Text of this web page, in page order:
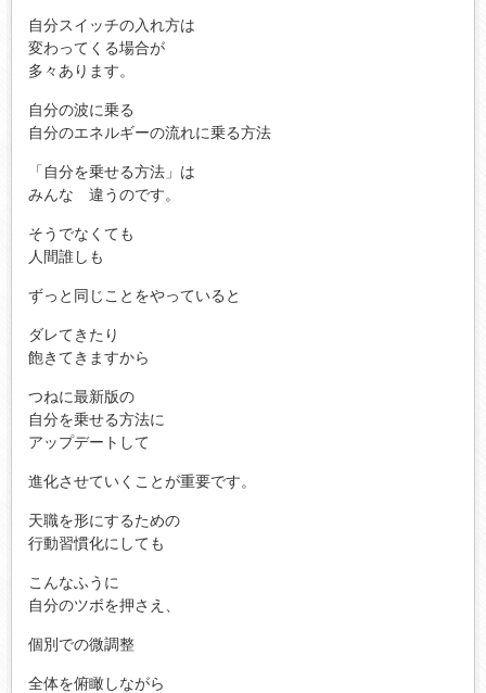
自分スイッチの入れ方は
変わってくる場合が
多々あります。
自分の波に乗る
自分のエネルギーの流れに乗る方法
「自分を乗せる方法」は
みんな 違うのです。
そうでなくても
人間誰しも
ずっと同じことをやっていると
ダレてきたり
飽きてきますから
つねに最新版の
自分を乗せる方法に
アップデートして
進化させていくことが重要です。
天職を形にするための
行動習慣化にしても
こんなふうに
自分のツボを押さえ、
個別での微調整
全体を俯瞰しながら